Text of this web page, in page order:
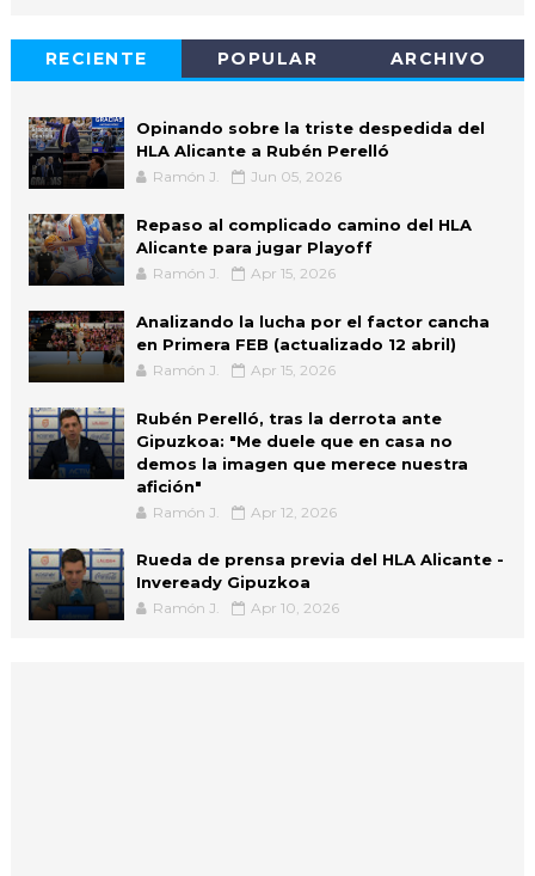
RECIENTE POPULAR ARCHIVO
Opinando sobre la triste despedida del
HLA Alicante a Rubén Perelló
Ramón J. Jun 05, 2026
Repaso al complicado camino del HLA
Alicante para jugar Playoff
Ramón J. Apr 15, 2026
Analizando la lucha por el factor cancha
en Primera FEB (actualizado 12 abril)
Ramón J. Apr 15, 2026
Rubén Perelló, tras la derrota ante
Gipuzkoa: "Me duele que en casa no
demos la imagen que merece nuestra
afición"
Ramón J. Apr 12, 2026
Rueda de prensa previa del HLA Alicante -
Inveready Gipuzkoa
Ramón J. Apr 10, 2026